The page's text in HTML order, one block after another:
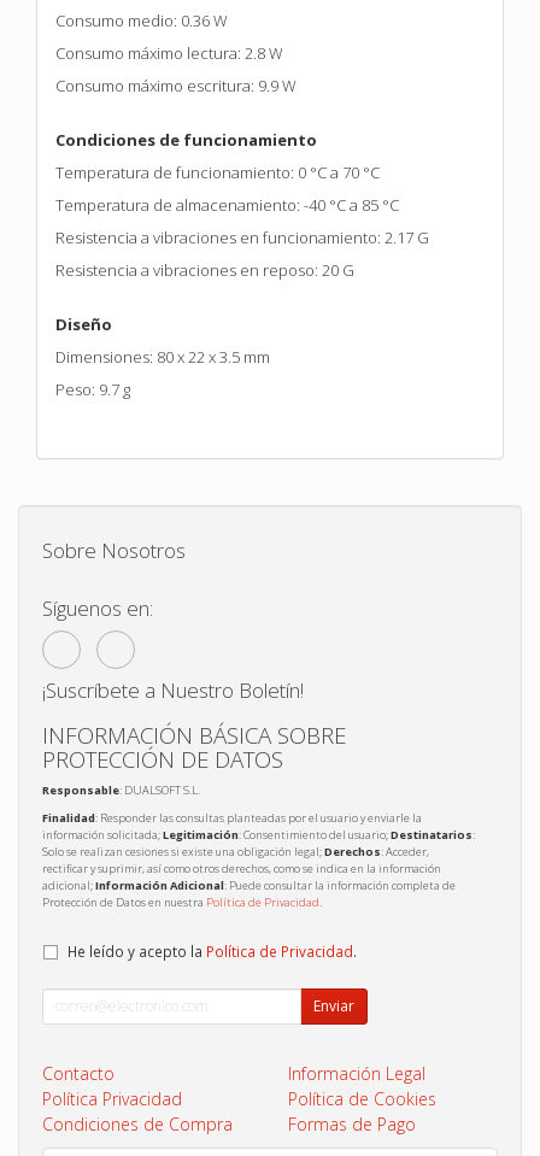
Consumo medio: 0.36 W
Consumo máximo lectura: 2.8 W
Consumo máximo escritura: 9.9 W
Condiciones de funcionamiento
Temperatura de funcionamiento: 0 °C a 70 °C
Temperatura de almacenamiento: -40 °C a 85 °C
Resistencia a vibraciones en funcionamiento: 2.17 G
Resistencia a vibraciones en reposo: 20 G
Diseño
Dimensiones: 80 x 22 x 3.5 mm
Peso: 9.7 g
Sobre Nosotros
Síguenos en:
¡Suscríbete a Nuestro Boletín!
INFORMACIÓN BÁSICA SOBRE
PROTECCIÓN DE DATOS
Responsable: DUALSOFT S.L.
Finalidad: Responder las consultas planteadas por el usuario y enviarle la
información solicitada;Legitimación: Consentimiento del usuario;Destinatarios:
Solo se realizan cesiones si existe una obligación legal;Derechos: Acceder,
rectificar y suprimir, así como otros derechos, como se indica en la información
adicional;Información Adicional: Puede consultar la información completa de
Protección de Datos en nuestra Política de Privacidad.
He leído y acepto la Política de Privacidad.
Enviar
Contacto
Información Legal
Política Privacidad
Política de Cookies
Condiciones de Compra
Formas de Pago